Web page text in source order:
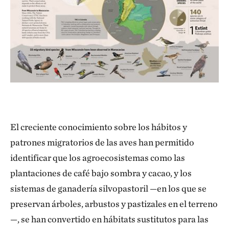
El creciente conocimiento sobre los hábitos y
patrones migratorios de las aves han permitido
identificar que los agroecosistemas como las
plantaciones de café bajo sombra y cacao, y los
sistemas de ganadería silvopastoril —en los que se
preservan árboles, arbustos y pastizales en el terreno
—, se han convertido en hábitats sustitutos para las